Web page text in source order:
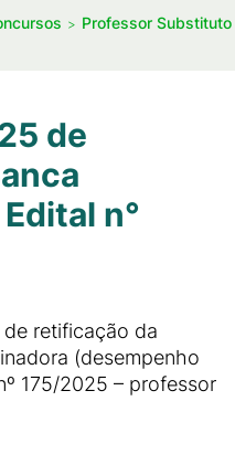
Professor Substituto
de
n°
de retificação da
(desempenho
175/2025 – professor